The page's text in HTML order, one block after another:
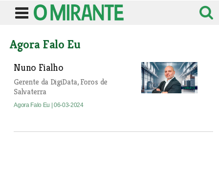
Agora Falo Eu
Nuno Fialho
Gerente da DigiData, Foros de
Salvaterra
Agora Falo Eu | 06-03-2024